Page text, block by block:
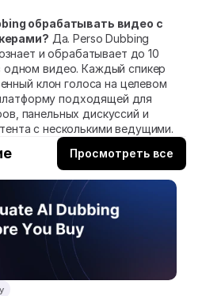
обрабатывать видео с
Да. Perso Dubbing
и обрабатывает до 10
одном видео. Каждый спикер
клон голоса на целевом
подходящей для
панельных дискуссий и
с несколькими ведущими.
Просмотреть все